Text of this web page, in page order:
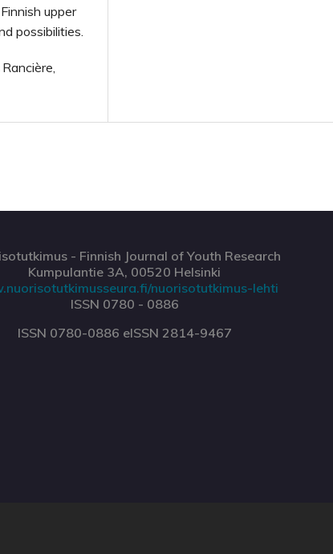
upper
possibilities.
- Finnish Journal of Youth Research
Kumpulantie 3A, 00520 Helsinki
nuorisotutkimus-lehti
ISSN 0780 - 0886
ISSN 0780-0886 eISSN 2814-9467